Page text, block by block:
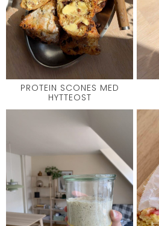
PROTEIN SCONES MED
HYTTEOST